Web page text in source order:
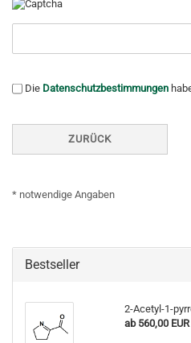
DATENSCHUTZBESTIMMUNGEN
Die Datenschutzbestimmungen
ZURÜCK
* notwendige Angaben
Bestseller
2-Acetyl-1-
ab 560,00 EUR